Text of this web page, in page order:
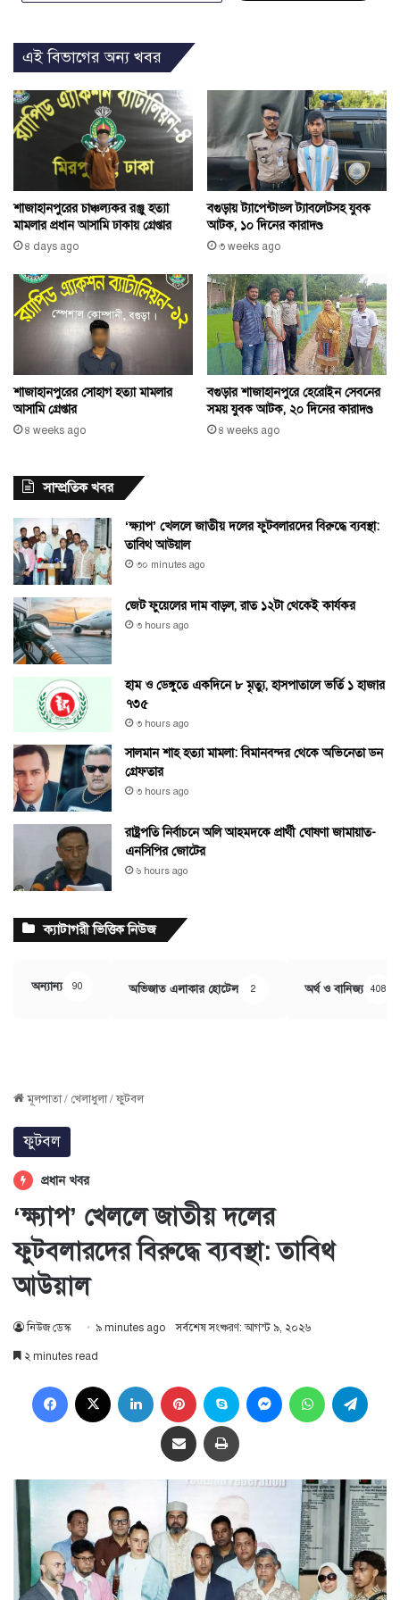
এই বিভাগের অন্য খবর
শাজাহানপুরের চাঞ্চল্যকর রঞ্জু হত্যা
মামলার প্রধান আসামি ঢাকায় গ্রেপ্তার
৪ days ago
বগুড়ায় ট্যাপেন্টাডল ট্যাবলেটসহ যুবক
আটক, ১০ দিনের কারাদণ্ড
৩ weeks ago
শাজাহানপুরের সোহাগ হত্যা মামলার
আসামি গ্রেপ্তার
৪ weeks ago
বগুড়ার শাজাহানপুরে হেরোইন সেবনের
সময় যুবক আটক, ২০ দিনের কারাদণ্ড
৪ weeks ago
সাম্প্রতিক খবর
‘ক্ষ্যাপ’ খেললে জাতীয় দলের ফুটবলারদের বিরুদ্ধে ব্যবস্থা:
তাবিথ আউয়াল
৩০ minutes ago
জেট ফুয়েলের দাম বাড়ল, রাত ১২টা থেকেই কার্যকর
৩ hours ago
হাম ও ডেঙ্গুতে একদিনে ৮ মৃত্যু, হাসপাতালে ভর্তি ১ হাজার
৭৩৫
৩ hours ago
সালমান শাহ হত্যা মামলা: বিমানবন্দর থেকে অভিনেতা ডন
গ্রেফতার
৩ hours ago
রাষ্ট্রপতি নির্বাচনে অলি আহমদকে প্রার্থী ঘোষণা জামায়াত-
এনসিপির জোটের
৬ hours ago
ক্যাটাগরী ভিত্তিক নিউজ
অন্যান্য 90 অভিজাত এলাকার হোটেল 2 অর্থ ও বানিজ্য 408